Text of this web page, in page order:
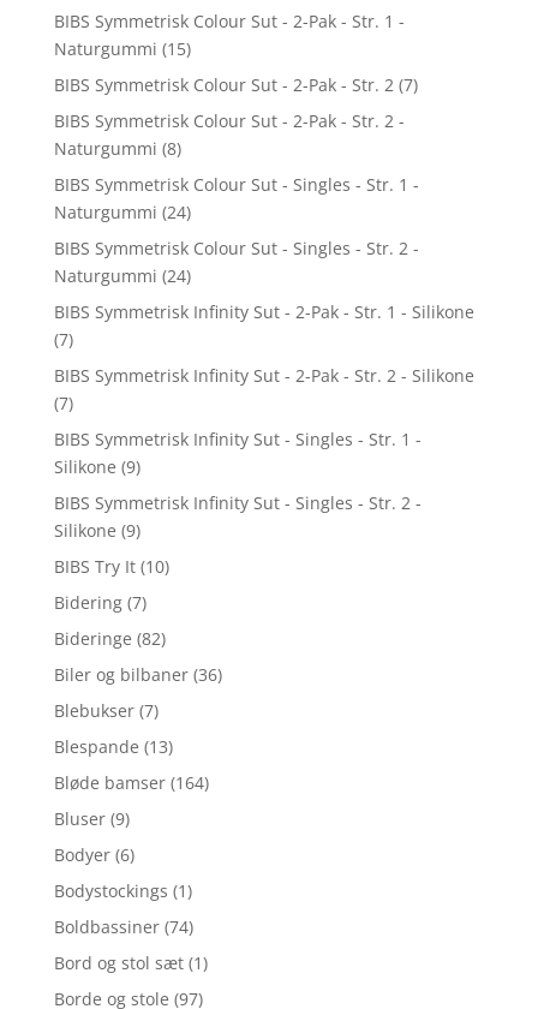
BIBS Symmetrisk Colour Sut - 2-Pak - Str. 1 -
Naturgummi (15)
BIBS Symmetrisk Colour Sut - 2-Pak - Str. 2 (7)
BIBS Symmetrisk Colour Sut - 2-Pak - Str. 2 -
Naturgummi (8)
BIBS Symmetrisk Colour Sut - Singles - Str. 1 -
Naturgummi (24)
BIBS Symmetrisk Colour Sut - Singles - Str. 2 -
Naturgummi (24)
BIBS Symmetrisk Infinity Sut - 2-Pak - Str. 1 - Silikone
(7)
BIBS Symmetrisk Infinity Sut - 2-Pak - Str. 2 - Silikone
(7)
BIBS Symmetrisk Infinity Sut - Singles - Str. 1 -
Silikone (9)
BIBS Symmetrisk Infinity Sut - Singles - Str. 2 -
Silikone (9)
BIBS Try It (10)
Bidering (7)
Bideringe (82)
Biler og bilbaner (36)
Blebukser (7)
Blespande (13)
Bløde bamser (164)
Bluser (9)
Bodyer (6)
Bodystockings (1)
Boldbassiner (74)
Bord og stol sæt (1)
Borde og stole (97)